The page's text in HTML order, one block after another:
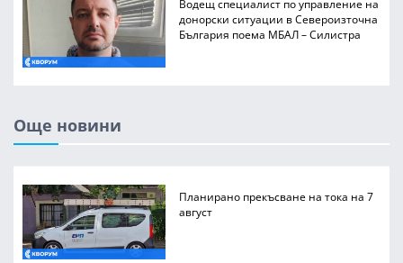
Водещ специалист по управление на
донорски ситуации в Североизточна
България поема МБАЛ – Силистра
Още новини
Планирано прекъсване на тока на 7
август